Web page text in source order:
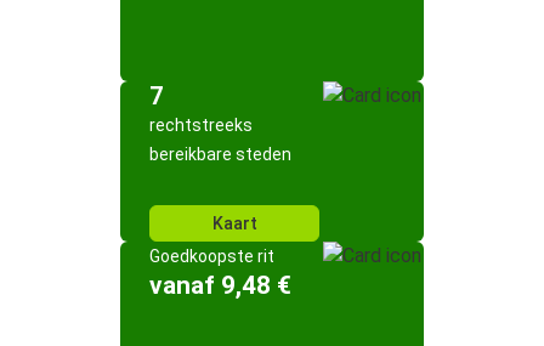
7
rechtstreeks
bereikbare steden
Kaart
Goedkoopste rit
vanaf 9,48 €